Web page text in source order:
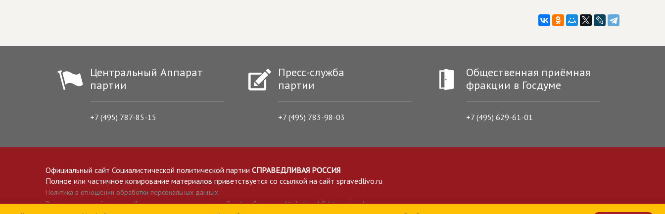
Центральный Аппарат
партии
+7 (495) 787-85-15
Пресс-служба
партии
+7 (495) 783-98-03
Общественная приёмная
фракции в Госдуме
+7 (495) 629-61-01
Официальный сайт Социалистической политической партии СПРАВЕДЛИВАЯ РОССИЯ
Полное или частичное копирование материалов приветствуется со ссылкой на сайт spravedlivo.ru
Политика в отношении обработки персональных данных
Все материалы сайта spravedlivo.ru доступны по лицензии Creative Commons Attribution 4.0 International